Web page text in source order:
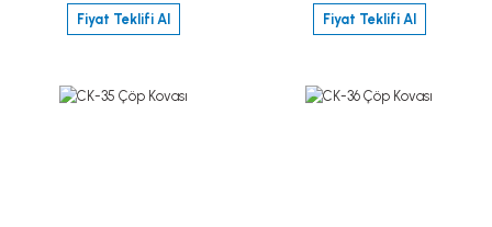
Fiyat Teklifi Al Fiyat Teklifi Al